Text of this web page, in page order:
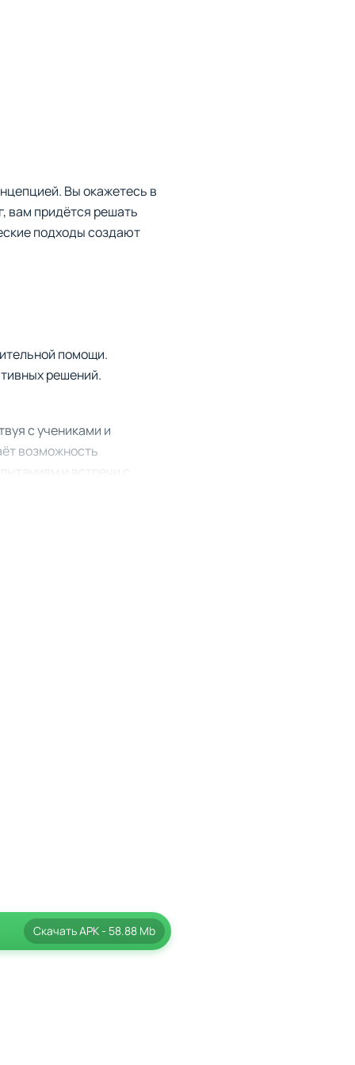
Вы окажетесь в
вам придётся решать
подходы создают
помощи.
решений.
с учениками и
возможность
СкачатьAPK- 58.88 Mb